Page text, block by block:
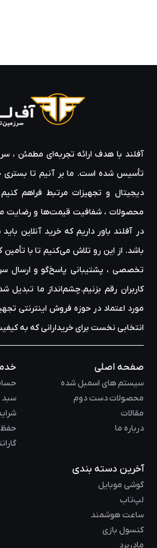
آفلند با هدف ارائه‌ تجربه‌ای مطمئن ،
تأسیس شده است. ما بر آنیم تا بستری
دیجیتال و تجهیزات مرتبط فراهم
محصولات ، شفافیت قیمت‌ها و رضایت
در آفلند باور داریم که خرید آنلاین
باشد. از این رو تلاش می‌کنیم تا با تأمین
تخصصی ، پشتیبانی پاسخ‌گو و ارسال
کاربران رقم بزنیم.چشم‌انداز ما تبدیل
مورد اعتماد در حوزه‌ فروش اینترنتی
انتخابی نخست برای خریدارانی که به
صفحه اصلی
سیستم های اسمبل شده
محصولات دست دوم
مقالات
درباره ما
سبد
آخرین دسته بندی
گوشی موبایل
لپ‌تاب
ساعت هوشمند
کنسول بازی
مادربرد